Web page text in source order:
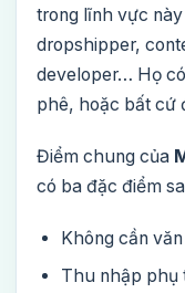
trong lĩnh vực
dropshipper,
developer… Họ
phê, hoặc bất cứ
Điểm chung của
có ba đặc điểm
Không cần
Thu nhập phụ